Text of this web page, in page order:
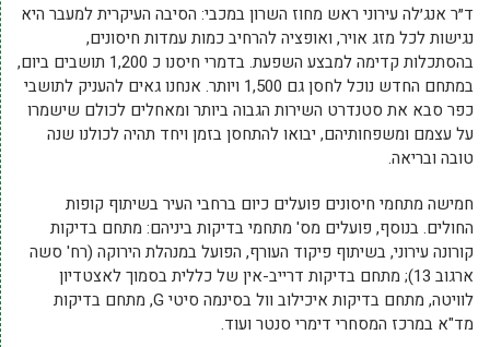
ד״ר אנג׳לה עירוני ראש מחוז השרון במכבי: הסיבה העיקרית למעבר היא
נגישות לכל מזג אויר, ואופציה להרחיב כמות עמדות חיסונים,
בהסתכלות קדימה למבצע השפעת. בדמרי חיסנו כ 1,200 תושבים ביום,
במתחם החדש נוכל לחסן גם 1,500 ויותר. אנחנו גאים להעניק לתושבי
כפר סבא את סטנדרט השירות הגבוה ביותר ומאחלים לכולם שישמרו
על עצמם ומשפחותיהם, יבואו להתחסן בזמן ויחד תהיה לכולנו שנה
טובה ובריאה.
חמישה מתחמי חיסונים פועלים כיום ברחבי העיר בשיתוף קופות
החולים. בנוסף, פועלים מס' מתחמי בדיקות ביניהם: מתחם בדיקות
קורונה עירוני, בשיתוף פיקוד העורף, הפועל במנהלת הירוקה (רח' סשה
ארגוב 13); מתחם בדיקות דרייב-אין של כללית בסמוך לאצטדיון
לוויטה, מתחם בדיקות איכילוב וול בסינמה סיטי G, מתחם בדיקות
מד"א במרכז המסחרי דימרי סנטר ועוד.